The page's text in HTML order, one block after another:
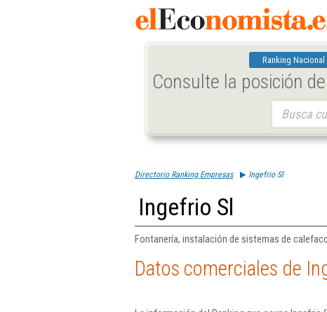
Ranking Nacional
Consulte la posición
Directorio Ranking Empresas Ingefrio Sl
Ingefrio Sl
Fontanería, instalación de sistemas de
Datos comerciales de